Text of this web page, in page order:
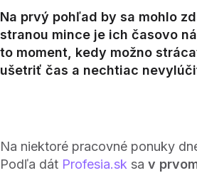
Na prvý pohľad by sa mohlo
stranou mince je ich časovo
to moment, kedy možno
ušetriť čas a nechtiac
Na niektoré pracovné ponuky
Podľa dát Profesia.sk sa v